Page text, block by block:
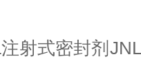
射式密封剂